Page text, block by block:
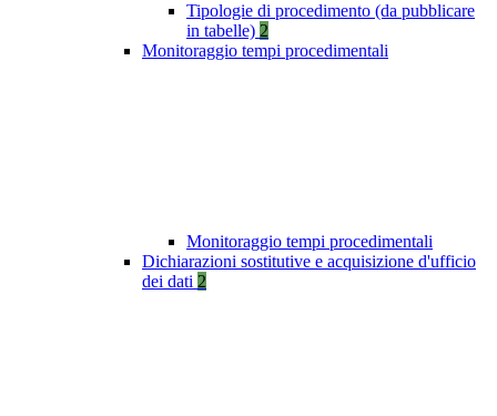
Tipologie di procedimento (da pubblicare
in tabelle) 2
Monitoraggio tempi procedimentali
Monitoraggio tempi procedimentali
Dichiarazioni sostitutive e acquisizione d'ufficio
dei dati 2